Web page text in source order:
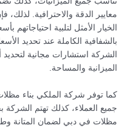
معايير الدقة والاحترافية.
الخيار الأمثل لتلبية احتياجاتهم
بالشفافية الكاملة عند تحديد
الشركة استشارات مجانية
الميزانية والمساحة.
كما توفر شركة الملكي بناء
جميع العملاء، كذلك تهتم
مظلات في دبي لضمان المتانة